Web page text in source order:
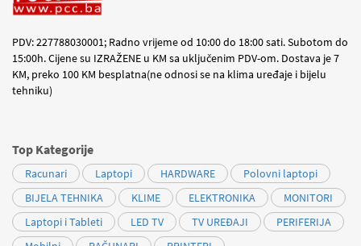
PDV: 227788030001; Radno vrijeme od 10:00 do 18:00 sati. Subotom do
15:00h. Cijene su IZRAŽENE u KM sa uključenim PDV-om. Dostava je 7
KM, preko 100 KM besplatna(ne odnosi se na klima uređaje i bijelu
tehniku)
Top Kategorije
Racunari Laptopi HARDWARE
Polovni laptopi
BIJELA TEHNIKA
KLIME ELEKTRONIKA
MONITORI
Laptopi i Tableti
LED TV TV UREĐAJI
PERIFERIJA